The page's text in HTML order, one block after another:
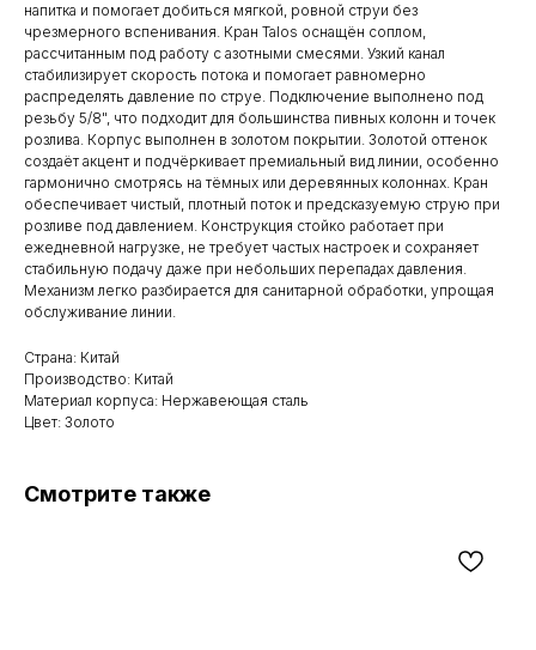
напитка и помогает добиться мягкой, ровной струи без
чрезмерного вспенивания. Кран Talos оснащён соплом,
рассчитанным под работу с азотными смесями. Узкий канал
стабилизирует скорость потока и помогает равномерно
распределять давление по струе. Подключение выполнено под
резьбу 5/8", что подходит для большинства пивных колонн и точек
розлива. Корпус выполнен в золотом покрытии. Золотой оттенок
создаёт акцент и подчёркивает премиальный вид линии, особенно
гармонично смотрясь на тёмных или деревянных колоннах. Кран
обеспечивает чистый, плотный поток и предсказуемую струю при
розливе под давлением. Конструкция стойко работает при
ежедневной нагрузке, не требует частых настроек и сохраняет
стабильную подачу даже при небольших перепадах давления.
Механизм легко разбирается для санитарной обработки, упрощая
обслуживание линии.
Страна: Китай
Производство: Китай
Материал корпуса: Нержавеющая сталь
Цвет: Золото
Смотрите также